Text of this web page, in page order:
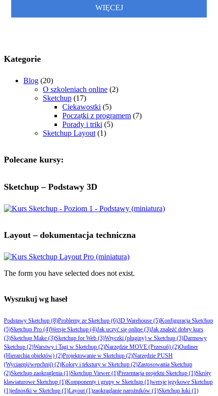
WIĘCEJ
Kategorie
Blog (20)
O szkoleniach online (2)
Sketchup (17)
Ciekawostki (5)
Początki z programem (7)
Porady i triki (5)
Sketchup Layout (1)
Polecane kursy:
Sketchup – Podstawy 3D
Layout – dokumentacja techniczna
The form you have selected does not exist.
Wyszukuj wg haseł
Podstawy Sketchup (8)Problemy ze Sketchup (6)3D Warehouse (5)Konfiguracja Sketchup
(5)Sketchup Pro (4)Wersje Sketchup (4)Jak uczyć się online (3)Jak znaleźć dobry kurs
(3)Sketchup Make (3)Sketchup for Web (3)Wtyczki (pluginy) w Sketchup (3)Darmowy
Sketchup (2)Warstwy i Tagi w Sketchup (2)Narzędzie MOVE (Przesuń) (2)Outliner
(Hierarchia obiektów) (2)Projektowanie w Sketchup (2)Narzędzie PUSH
(Wyciągnij/wepchnij) (2)Kolory i tekstury w Sketchup (2)Zastosowania Sketchup
(2)Sketchup zaokrąglenia (1)Sketchup Viewer (1)Prezentacja projektu Sketchup (1)Skróty
klawiaturowe Sketchup (1)Komponenty i grupy w Sketchup (1)wersje językowe Sketchup
(1)jednostki w Sketchup (1)Layout (1)zaokrąglanie narożników (1)Sketchup łuki (1)